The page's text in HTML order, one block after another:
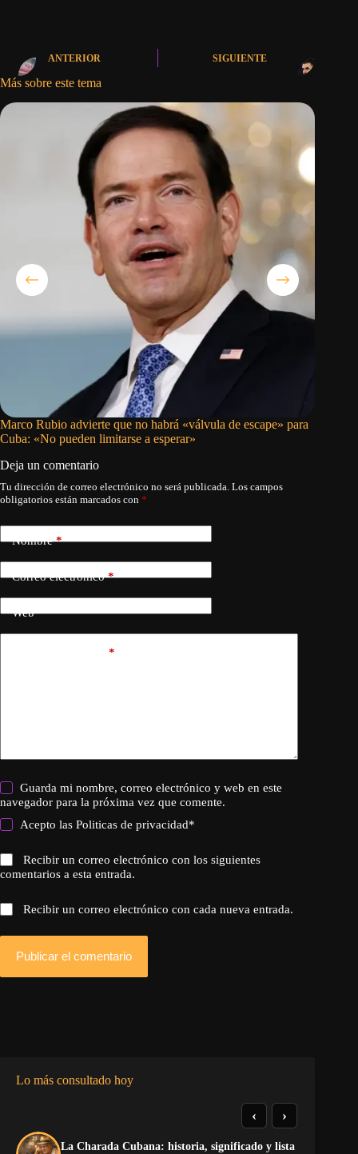
ANTERIOR SIGUIENTE
Más sobre este tema
Marco Rubio advierte que no habrá «válvula de escape» para
Cuba: «No pueden limitarse a esperar»
Deja un comentario
Tu dirección de correo electrónico no será publicada. Los campos
obligatorios están marcados con *
Nombre*
Correo electrónico*
Web
*
Guarda mi nombre, correo electrónico y web en este
navegador para la próxima vez que comente.
Acepto lasPoliticas de privacidad*
Recibir un correo electrónico con los siguientes
comentarios a esta entrada.
Recibir un correo electrónico con cada nueva entrada.
Publicar el comentario
Lo más consultado hoy
La Charada Cubana: historia, significado y lista
‹ ›